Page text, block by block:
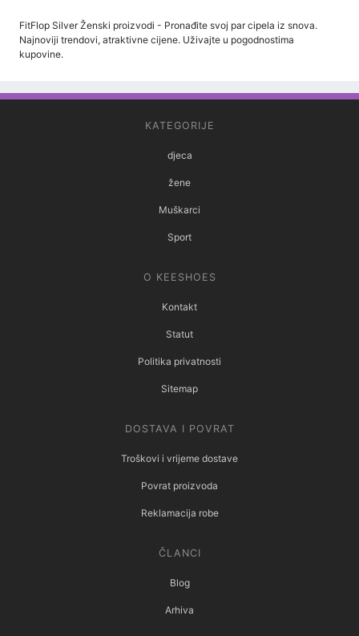
FitFlop Silver Ženski proizvodi - Pronađite svoj par cipela iz snova.
Najnoviji trendovi, atraktivne cijene. Uživajte u pogodnostima
kupovine.
KATEGORIJE
djeca
žene
Muškarci
Sport
O KEESHOES
Kontakt
Statut
Politika privatnosti
Sitemap
DOSTAVA I POVRAT
Troškovi i vrijeme dostave
Povrat proizvoda
Reklamacija robe
ČLANCI
Blog
Arhiva